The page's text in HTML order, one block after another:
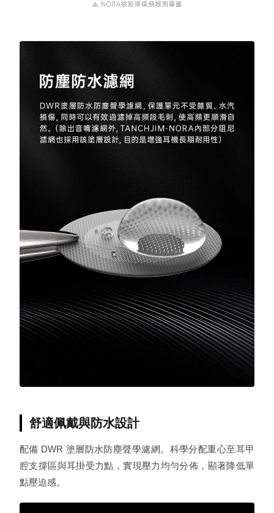
舒適佩戴與防水設計
配備 DWR 塗層防水防塵聲學濾網。科學分配重心至耳甲
腔支撐區與耳掛受力點，實現壓力均勻分佈，顯著降低單
點壓迫感。